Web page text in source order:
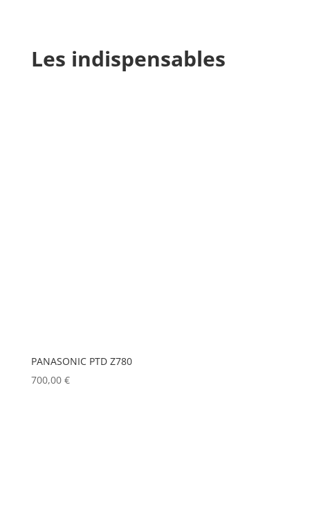
Les indispensables
PANASONIC PTD Z780
700,00 €